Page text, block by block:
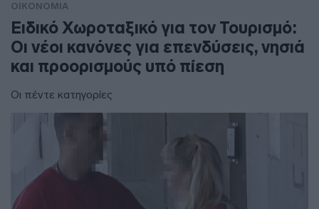
ΟΙΚΟΝΟΜΙΑ
Ειδικό Χωροταξικό για τον Τουρισμό:
Οι νέοι κανόνες για επενδύσεις, νησιά
και προορισμούς υπό πίεση
Οι πέντε κατηγορίες